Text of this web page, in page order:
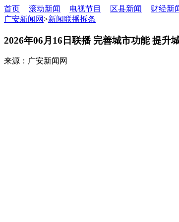
首页 滚动新闻 电视节目 区县新闻 财经新
广安新闻网>新闻联播拆条
2026年06月16日联播 完善城市功能 提升
来源：广安新闻网